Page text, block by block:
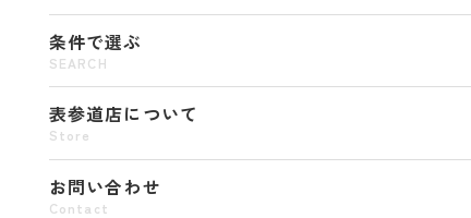
条件で選ぶ
SEARCH
表参道店について
Store
お問い合わせ
Contact